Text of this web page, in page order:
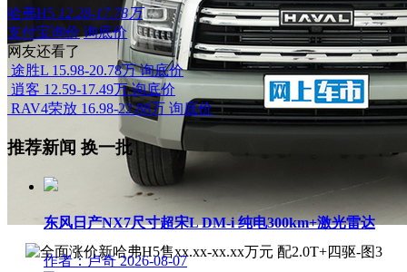
哈弗H5 12.28-17.78万
支付宝询价 询底价
网友还看了
途胜L 15.98-20.78万 询底价
逍客 12.59-17.49万 询底价
RAV4荣放 16.98-22.88万 询底价
推荐新闻 换一批
东风日产NX7尺寸超宋L DM-i 纯电300km+激光雷达
作者：卢奇 2026-08-07